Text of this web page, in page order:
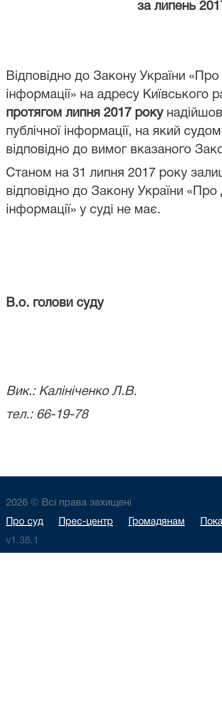
за липень
Відповідно до Закону України «Про
інформації» на адресу Київського
протягом липня 2017 року
публічної інформації, на який
відповідно до вимог вказаного
Станом на 31 липня 2017 року
відповідно до Закону України «Про
інформації» у суді не має.
В.о. голови суду
Вик.: Калініченко Л.В.
тел.: 66-19-78
2026 © Всі права захищені
Про суд Прес-центр Громадянам
v1.38.1